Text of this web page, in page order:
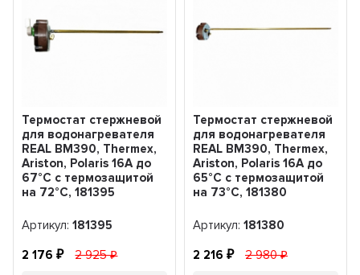
Термостат стержневой
для водонагревателя
REAL BM390, Thermex,
Ariston, Polaris 16А до
67°С с термозащитой
на 72°С, 181395
Артикул:181395
2 176 2 925
Термостат стержневой
для водонагревателя
REAL BM390, Thermex,
Ariston, Polaris 16А до
65°С с термозащитой
на 73°С, 181380
Артикул: 181380
2 216 2 980